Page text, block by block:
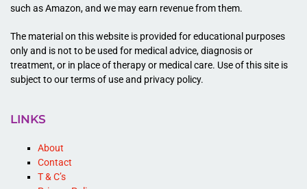
such as Amazon, and we may earn revenue from them.
The material on this website is provided for educational purposes
only and is not to be used for medical advice, diagnosis or
treatment, or in place of therapy or medical care. Use of this site is
subject to our terms of use and privacy policy.
LINKS
About
Contact
T & C’s